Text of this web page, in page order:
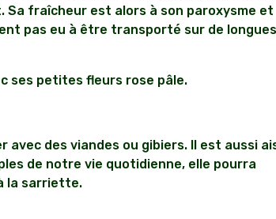
fraîcheur est alors à son paroxysme et
pas eu à être transporté sur de longues
ses petites fleurs rose pâle.
des viandes ou gibiers. Il est aussi
de notre vie quotidienne, elle pourra
la sarriette.